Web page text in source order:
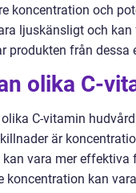
koncentration och
ljuskänsligt och
produkten från dessa
olika C-
C-vitamin
är
vara mer
koncentration kan